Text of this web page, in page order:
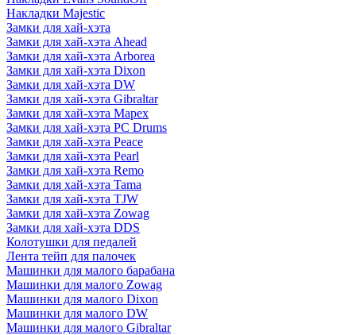
Накладки Majestic
Замки для хай-хэта
Замки для хай-хэта Ahead
Замки для хай-хэта Arborea
Замки для хай-хэта Dixon
Замки для хай-хэта DW
Замки для хай-хэта Gibraltar
Замки для хай-хэта Mapex
Замки для хай-хэта PC Drums
Замки для хай-хэта Peace
Замки для хай-хэта Pearl
Замки для хай-хэта Remo
Замки для хай-хэта Tama
Замки для хай-хэта TJW
Замки для хай-хэта Zowag
Замки для хай-хэта DDS
Колотушки для педалей
Лента тейп для палочек
Машинки для малого барабана
Машинки для малого Zowag
Машинки для малого Dixon
Машинки для малого DW
Машинки для малого Gibraltar